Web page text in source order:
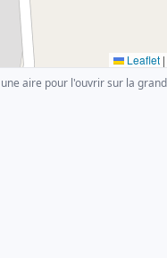
Leaflet |
aire pour l'ouvrir sur la